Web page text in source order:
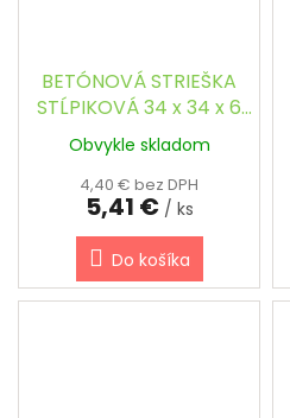
BETÓNOVÁ STRIEŠKA
STĹPIKOVÁ 34 x 34 x 6
cm - ŠTVORCOVÁ,
ŠIKMÁ
Obvykle skladom
4,40 € bez DPH
5,41 € / ks
Do košíka